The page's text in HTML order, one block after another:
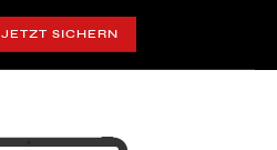
JETZT SICHERN